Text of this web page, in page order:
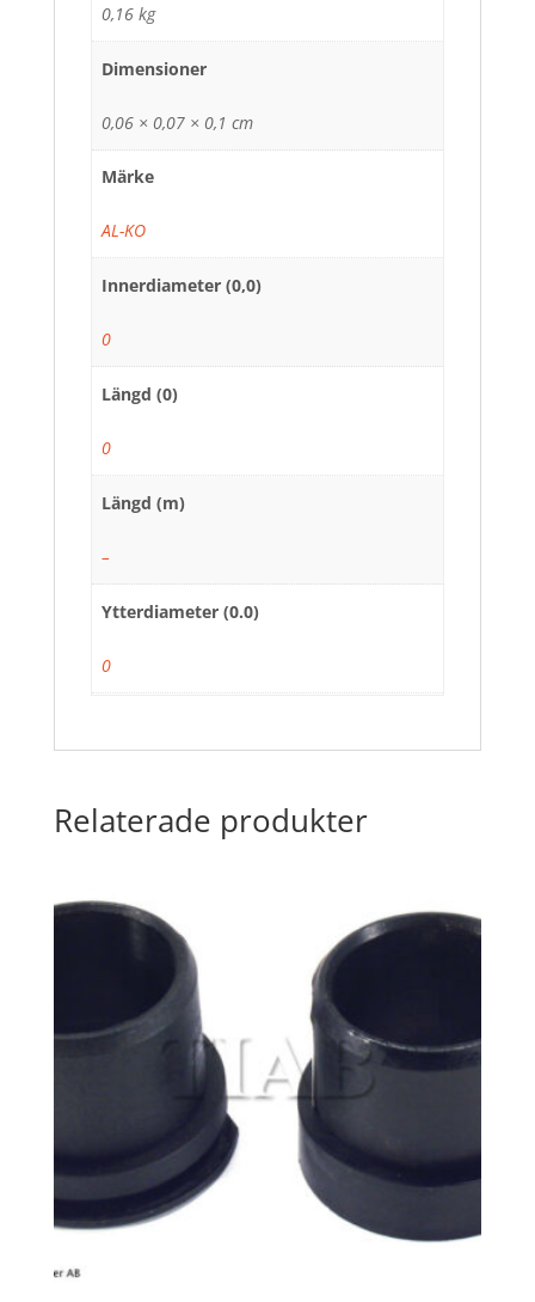
0,16 kg
Dimensioner
0,06 × 0,07 × 0,1 cm
Märke
AL-KO
Innerdiameter (0,0)
0
Längd (0)
0
Längd (m)
–
Ytterdiameter (0.0)
0
Relaterade produkter